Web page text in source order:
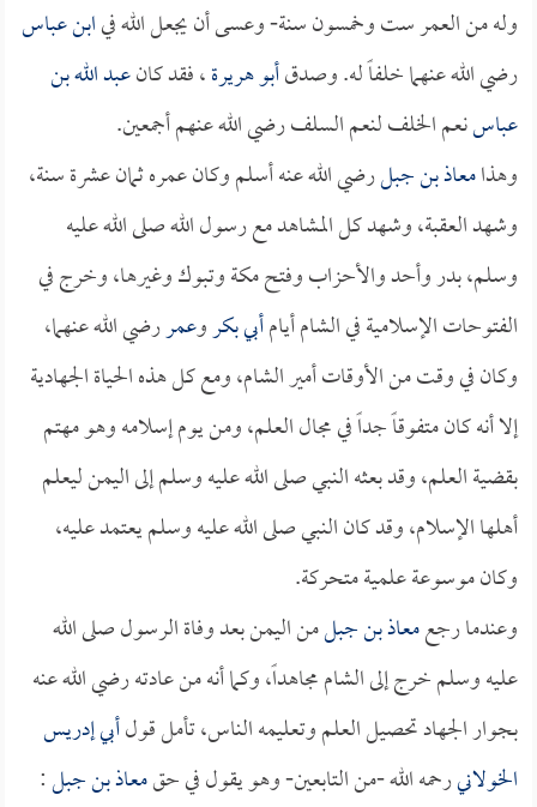
وله من العمر ست وخمسون سنة- وعسى أن يجعل الله فيابن عباس
رضي الله عنهما خلفاً له. وصدقأبو هريرة، فقد كانعبد الله بن
عباسنعم الخلف لنعم السلف رضي الله عنهم أجمعين.
وهذامعاذ بن جبلرضي الله عنه أسلم وكان عمره ثمان عشرة سنة،
وشهد العقبة، وشهد كل المشاهد مع رسول الله صلى الله عليه
وسلم، بدر وأحد والأحزاب وفتح مكة وتبوك وغيرها، وخرج في
الفتوحات الإسلامية في الشام أيامأبي بكروعمررضي الله عنهما،
وكان في وقت من الأوقات أمير الشام، ومع كل هذه الحياة الجهادية
إلا أنه كان متفوقاً جداً في مجال العلم، ومن يوم إسلامه وهو مهتم
بقضية العلم، وقد بعثه النبي صلى الله عليه وسلم إلى اليمن ليعلم
أهلها الإسلام، وقد كان النبي صلى الله عليه وسلم يعتمد عليه،
وكان موسوعة علمية متحركة.
وعندما رجعمعاذ بن جبلمن اليمن بعد وفاة الرسول صلى الله
عليه وسلم خرج إلى الشام مجاهداً، وكما أنه من عادته رضي الله عنه
بجوار الجهاد تحصيل العلم وتعليمه الناس، تأمل قولأبي إدريس
الخولانيرحمه الله -من التابعين- وهو يقول في حقمعاذ بن جبل: